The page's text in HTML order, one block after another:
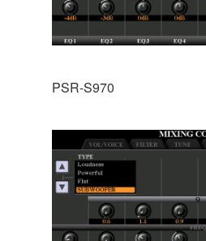
PSR-S970